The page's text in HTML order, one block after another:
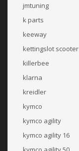
jmtuning
k parts
keeway
kettingslot scooter
killerbee
klarna
kreidler
kymco
kymco agility
kymco agility 16